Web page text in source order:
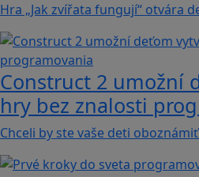
Hra „Jak zvířata fungují“ otvára
Construct 2 umožní
hry bez znalosti
Chceli by ste vaše deti